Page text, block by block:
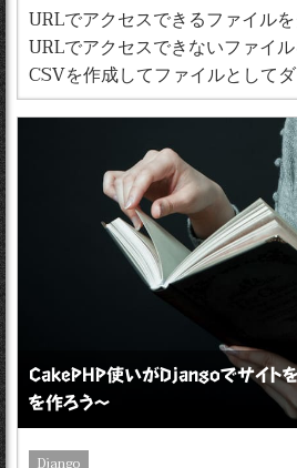
URLでアクセスできるファイル
URLでアクセスできないファイ
CSVを作成してファイルとして
CakePHP使いがDjangoでサイト
を作ろう〜
Django